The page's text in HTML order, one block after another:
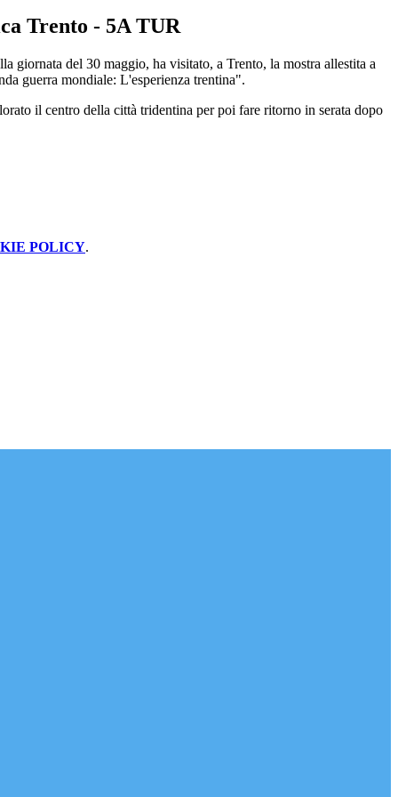
Trento - 5A TUR
giornata del 30 maggio, ha visitato, a Trento, la mostra allestita a
guerra mondiale: L'esperienza trentina".
il centro della città tridentina per poi fare ritorno in serata dopo
POLICY.